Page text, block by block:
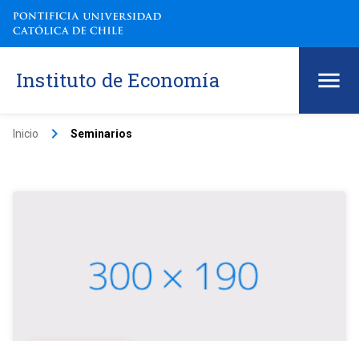
Instituto de Economía
Inicio keyboard_arrow_right Seminarios